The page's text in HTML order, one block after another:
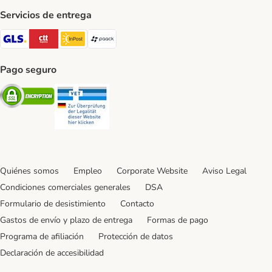
Servicios de entrega
GLS Shipping Method
CTTExpress Shipping Method
InPost Shipping Method
paack Shipping Method
Pago seguro
Security
Quiénes somos Empleo Corporate Website
Aviso Legal
Condiciones comerciales generales
DSA
Formulario de desistimiento
Contacto
Gastos de envío y plazo de entrega
Formas de pago
Programa de afiliación
Protección de datos
Declaración de accesibilidad